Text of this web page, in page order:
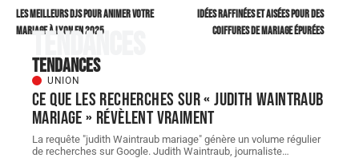
Les meilleurs DJs pour animer votre
mariage à Lyon en 2025
Idées raffinées et aisées pour des
coiffures de mariage épurées
Tendances
Tendances
UNION
Ce que les recherches sur « judith Waintraub
mariage » révèlent vraiment
La requête "judith Waintraub mariage" génère un volume régulier
de recherches sur Google. Judith Waintraub, journaliste…